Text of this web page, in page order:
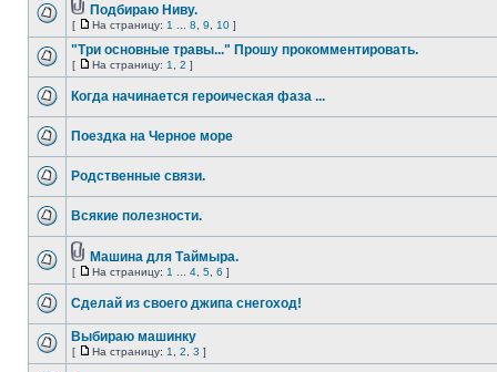
Подбираю Ниву.
[ На страницу: 1 8 9 10 ]
"Три основные травы..." Прошу прокомментировать.
[ На страницу: 1 2 ]
Когда начинается героическая фаза ...
Поездка на Черное море
Родственные связи.
Всякие полезности.
Машина для Таймыра.
[ На страницу: 1 4 5 6 ]
Сделай из своего джипа снегоход!
Выбираю машинку
[ На страницу: 1 2 3 ]